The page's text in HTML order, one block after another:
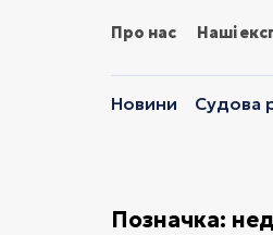
Про нас Наші
Новини Судова
Позначка: